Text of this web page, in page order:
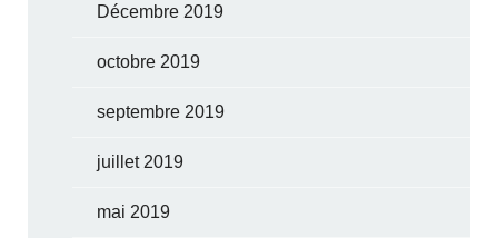
Décembre 2019
octobre 2019
septembre 2019
juillet 2019
mai 2019